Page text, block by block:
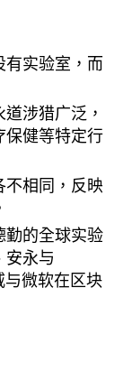
有实验室，而
涉猎广泛，
保健等特定行
相同，反映
勤的全球实验
永与
微软在区块